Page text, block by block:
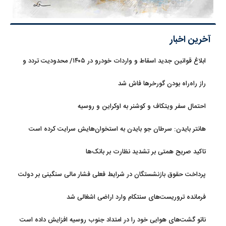
آخرین اخبار
ابلاغ قوانین جدید اسقاط و واردات خودرو در ۱۴۰۵/ محدودیت تردد و
راز راه‌راه بودن گورخرها فاش شد
احتمال سفر ویتکاف و کوشنر به اوکراین و روسیه
هانتر بایدن: سرطان جو بایدن به استخوان‌هایش سرایت کرده است
تاکید صریح همتی بر تشدید نظارت بر بانک‌ها
پرداخت حقوق بازنشستگان در شرایط فعلی فشار مالی سنگینی بر دولت
فرمانده تروریست‌های سنتکام وارد اراضی اشغالی شد
ناتو گشت‌های هوایی خود را در امتداد جنوب روسیه افزایش داده است